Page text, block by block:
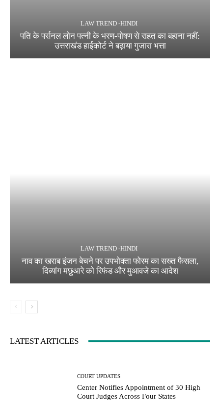
LAW TREND -HINDI
पति के पर्सनल लोन पत्नी के भरण-पोषण से राहत का बहाना नहीं:
उत्तराखंड हाईकोर्ट ने बढ़ाया गुजारा भत्ता
LAW TREND -HINDI
नाव का खराब इंजन बेचने पर उपभोक्ता फोरम का सख्त फैसला,
दिव्यांग मछुआरे को रिफंड और मुआवजे का आदेश
LATEST ARTICLES
COURT UPDATES
Center Notifies Appointment of 30 High
Court Judges Across Four States